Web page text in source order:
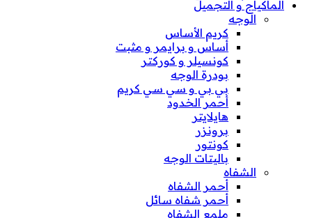
الماكياج و التجميل
الوجه
كريم الأساس
أساس و برايمر و مثبت
كونسيلر و كوركتر
بودرة الوجه
بي بي و سي سي كريم
أحمر الخدود
هايلايتر
برونزر
كونتور
باليتات الوجه
الشفاه
أحمر الشفاه
أحمر شفاه سائل
ملمع الشفاه